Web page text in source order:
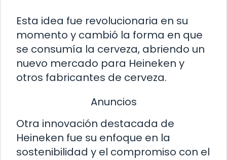
Esta idea fue revolucionaria en su
momento y cambió la forma en que
se consumía la cerveza, abriendo un
nuevo mercado para Heineken y
otros fabricantes de cerveza.
Anuncios
Otra innovación destacada de
Heineken fue su enfoque en la
sostenibilidad y el compromiso con el